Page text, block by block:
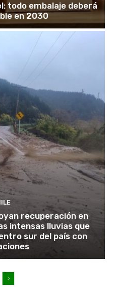
todo embalaje deberá
en 2030
recuperación en
intensas lluvias que
sur del país con